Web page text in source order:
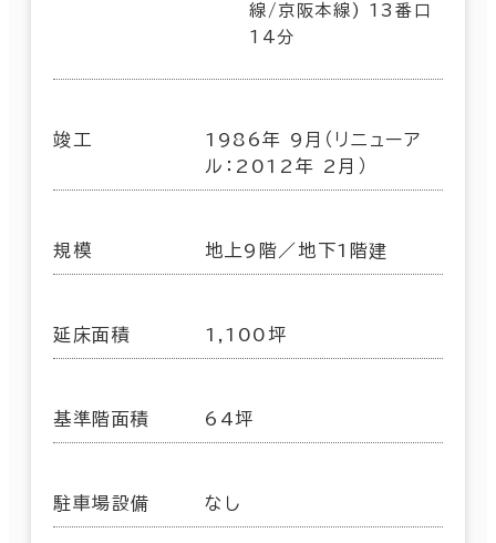
線/京阪本線) 13番口
14分
竣工
1986年 9月（リニューア
ル：2012年 2月）
規模 地上9階／地下1階建
延床面積 1,100坪
基準階面積 64坪
駐車場設備 なし